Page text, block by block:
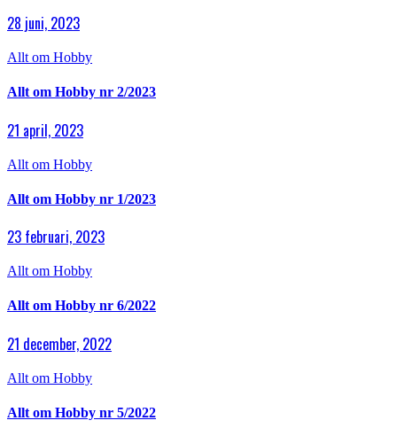
28 juni, 2023
Allt om Hobby
Allt om Hobby nr 2/2023
21 april, 2023
Allt om Hobby
Allt om Hobby nr 1/2023
23 februari, 2023
Allt om Hobby
Allt om Hobby nr 6/2022
21 december, 2022
Allt om Hobby
Allt om Hobby nr 5/2022